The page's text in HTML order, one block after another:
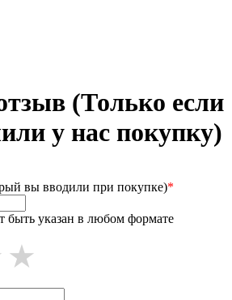
(Только если
у нас покупку)
вы вводили при покупке)*
быть указан в любом формате